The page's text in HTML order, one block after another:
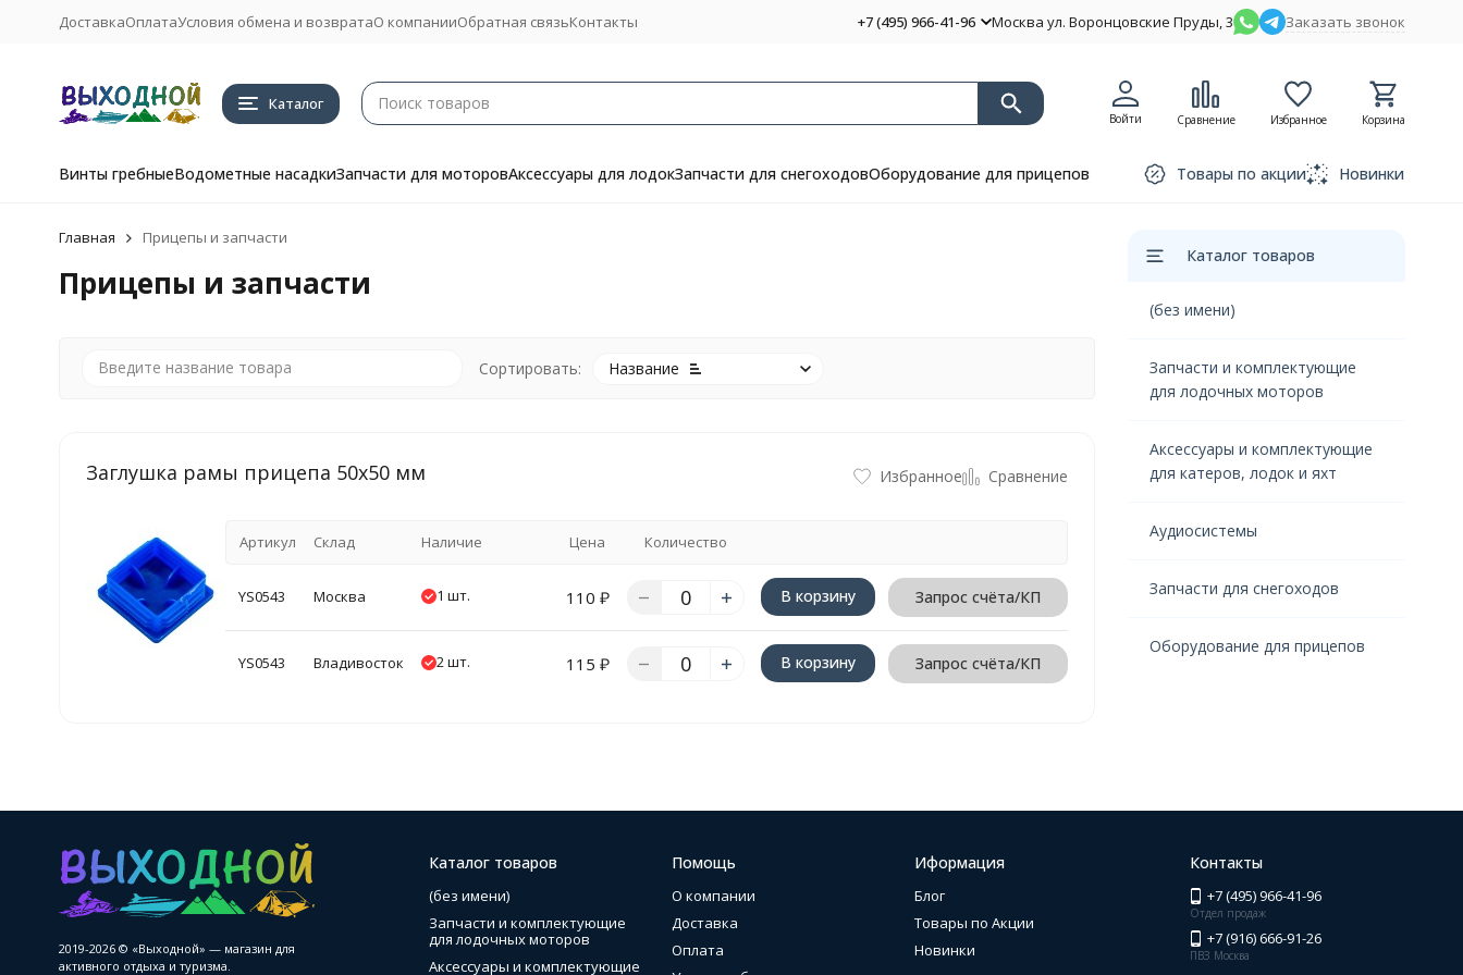
ДоставкаОплатаУсловия обмена и возвратаО компанииОбратная связьКонтакты +7 (495) 966-41-96 Москва ул. Воронцовские Пруды, 3 Заказать звонок
Каталог
Войти Сравнение Избранное Корзина
Винты гребныеВодометные насадкиЗапчасти для моторовАксессуары для лодокЗапчасти для снегоходовОборудование для прицепов Товары по акции Новинки
Главная Прицепы и запчасти
Прицепы и запчасти
Сортировать: Название
Заглушка рамы прицепа 50х50 мм Избранное Сравнение
Артикул Склад Наличие Цена Количество
YS0543 Москва 1 шт. 110 ₽ В корзину Запрос счёта/КП
YS0543 Владивосток 2 шт. 115 ₽ В корзину Запрос счёта/КП
Каталог товаров
(без имени)
Запчасти и комплектующие
для лодочных моторов
Аксессуары и комплектующие
для катеров, лодок и яхт
Аудиосистемы
Запчасти для снегоходов
Оборудование для прицепов
2019-2026 © «Выходной» — магазин для
активного отдыха и туризма.
Каталог товаров
(без имени)
Запчасти и комплектующие
для лодочных моторов
Аксессуары и комплектующие
Помощь
О компании
Доставка
Оплата
Иформация
Блог
Товары по Акции
Новинки
Контакты
+7 (495) 966-41-96
Отдел продаж
+7 (916) 666-91-26
ПВЗ Москва